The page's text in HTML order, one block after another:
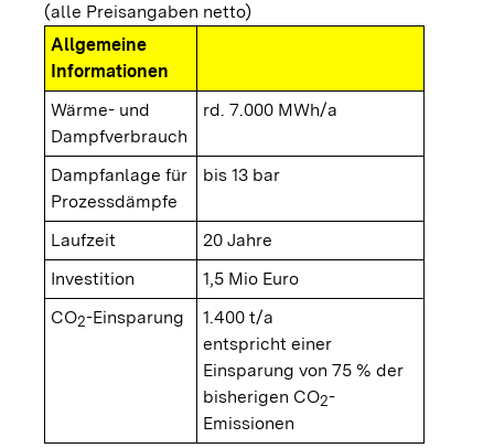
(alle Preisangaben netto)
Allgemeine
Informationen
Wärme- und
Dampfverbrauch
rd. 7.000 MWh/a
Dampfanlage für
Prozessdämpfe
bis 13 bar
Laufzeit
20 Jahre
Investition
1,5 Mio Euro
CO2-Einsparung
1.400 t/a
entspricht einer
Einsparung von 75 % der
bisherigen CO2-
Emissionen